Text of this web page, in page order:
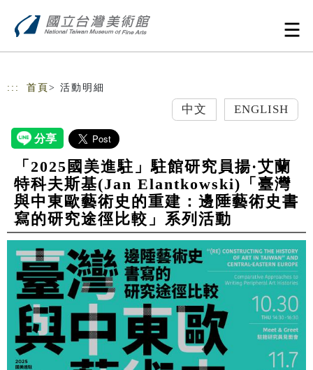
::: 首頁 > 活動明細
中文 ENGLISH
「2025國美進駐」駐館研究員揚·艾蘭
特科夫斯基(Jan Elantkowski)「臺灣
與中東歐藝術史的重建：邊陲藝術史書
寫的研究途徑比較」系列活動